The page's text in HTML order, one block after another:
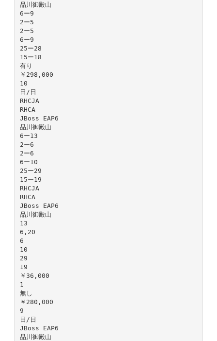
品川御殿山
6ー9
2ー5
2ー5
6ー9
25ー28
15ー18
有り
￥298,000
10
日/日
RHCJA
RHCA
JBoss EAP6
品川御殿山
6ー13
2ー6
2ー6
6ー10
25ー29
15ー19
RHCJA
RHCA
JBoss EAP6
品川御殿山
13
6,20
6
10
29
19
￥36,000
1
無し
￥280,000
9
日/日
JBoss EAP6
品川御殿山